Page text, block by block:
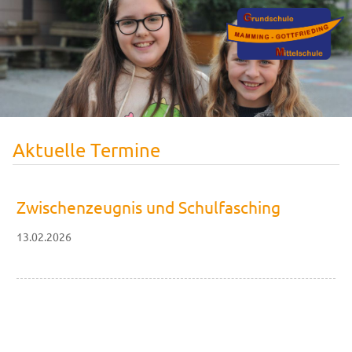
Aktuelle Termine
Zwischenzeugnis und Schulfasching
13.02.2026